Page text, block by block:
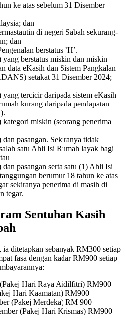
ke atas sebelum 31 Disember
dan
di negeri Sabah sekurang-
dan
berstatus ’H’.
berstatus miskin dan miskin
data eKasih dan Sistem Pangkalan
setakat 31 Disember 2024;
tercicir daripada sistem eKasih
kurang daripada pendapatan
miskin (seorang penerima
pasangan. Sekiranya tidak
satu Ahli Isi Rumah layak bagi
pasangan serta satu (1) Ahli Isi
berumur 18 tahun ke atas
sekiranya penerima di masih di
tegar.
Sentuhan Kasih
ditetapkan sebanyak RM300 setiap
fasa dengan kadar RM900 setiap
Hari Raya Aidilfitri) RM900
Hari Kaamatan) RM900
(Pakej Merdeka) RM 900
(Pakej Hari Krismas) RM900